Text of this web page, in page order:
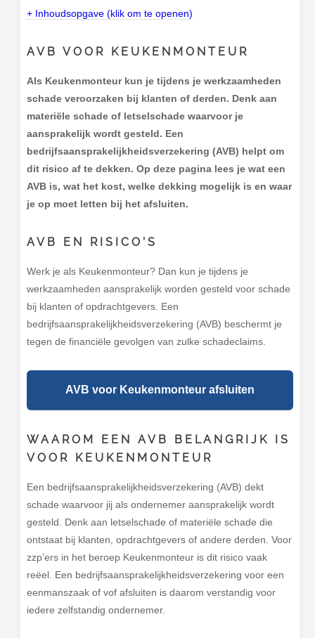
+ Inhoudsopgave (klik om te openen)
AVB VOOR KEUKENMONTEUR
Als Keukenmonteur kun je tijdens je werkzaamheden
schade veroorzaken bij klanten of derden. Denk aan
materiële schade of letselschade waarvoor je
aansprakelijk wordt gesteld. Een
bedrijfsaansprakelijkheidsverzekering (AVB) helpt om
dit risico af te dekken. Op deze pagina lees je wat een
AVB is, wat het kost, welke dekking mogelijk is en waar
je op moet letten bij het afsluiten.
AVB EN RISICO’S
Werk je als Keukenmonteur? Dan kun je tijdens je
werkzaamheden aansprakelijk worden gesteld voor schade
bij klanten of opdrachtgevers. Een
bedrijfsaansprakelijkheidsverzekering (AVB) beschermt je
tegen de financiële gevolgen van zulke schadeclaims.
AVB voor Keukenmonteur afsluiten
WAAROM EEN AVB BELANGRIJK IS
VOOR KEUKENMONTEUR
Een bedrijfsaansprakelijkheidsverzekering (AVB) dekt
schade waarvoor jij als ondernemer aansprakelijk wordt
gesteld. Denk aan letselschade of materiële schade die
ontstaat bij klanten, opdrachtgevers of andere derden. Voor
zzp’ers in het beroep Keukenmonteur is dit risico vaak
reëel. Een bedrijfsaansprakelijkheidsverzekering voor een
eenmanszaak of vof afsluiten is daarom verstandig voor
iedere zelfstandig ondernemer.